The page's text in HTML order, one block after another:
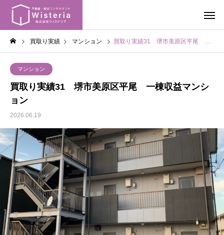
買取り実績 マンション 買取り実績31 堺市美原区平尾 一棟収益マンション
マンション
買取り実績31 堺市美原区平尾 一棟収益マンシ
ョン
2026.06.19